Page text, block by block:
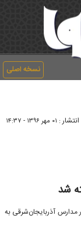
نسخه اصلی
: ۰۱ مهر ۱۳۹۶ - ۱۴:۳۷
شد
مدارس آذربایجان‌شرقی به